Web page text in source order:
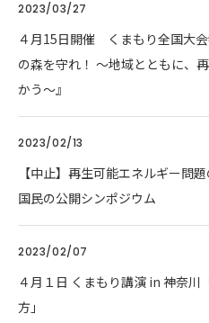
2023/03/27
４月15日開催 くまもり全国大
の森を守れ！ 〜地域とともに、
かう〜』
2023/02/13
【中止】再生可能エネルギー問
国民の公開シンポジウム
2023/02/07
４月１日 くまもり講演 in 神奈川
方」